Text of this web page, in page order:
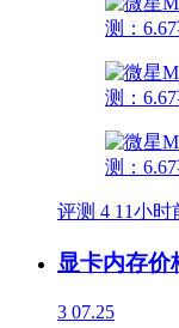
评测 4 11小时
显卡内存
3 07.25